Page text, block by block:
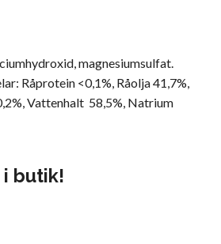
magnesiumsulfat.
Råprotein <0,1%, Råolja 41,7%,
Vattenhalt 58,5%, Natrium
i butik!